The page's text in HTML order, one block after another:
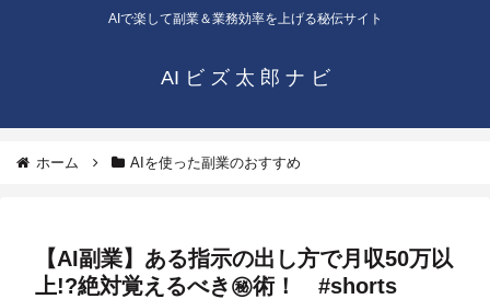
AIで楽して副業＆業務効率を上げる秘伝サイト
AI ビ ズ 太 郎 ナ ビ
ホーム AIを使った副業のおすすめ
【AI副業】ある指示の出し方で月収50万以
上!?絶対覚えるべき㊙︎術！ #shorts